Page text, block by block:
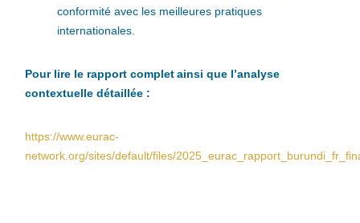
conformité avec les meilleures pratiques
internationales.
Pour lire le rapport complet ainsi que l’analyse
contextuelle détaillée :
https://www.eurac-
network.org/sites/default/files/